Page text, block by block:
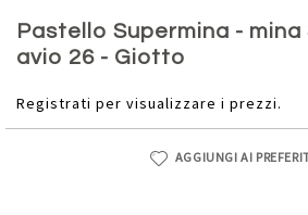
Pastello Supermina - mina
avio 26 - Giotto
Registrati per visualizzare i prezzi.
AGGIUNGI AI
all'inizio
della
galleria
immagini